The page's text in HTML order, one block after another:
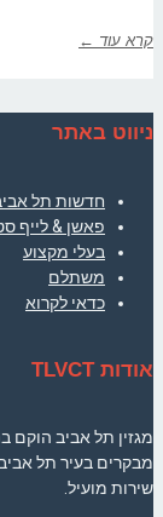
קרא עוד ←
ניווט באתר
חדשות תל
פאשן & לייף
בעלי מקצוע
משתלם
כדאי לקרוא
אודות TLVCT
מגזין תל אביב הוקם
מבקרים בעיר תל
שירות מועיל.